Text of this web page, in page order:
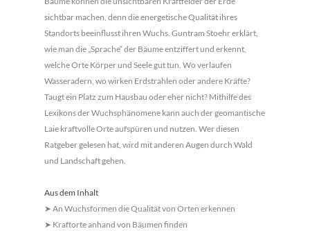
sichtbar machen, denn die energetische Qualität ihres
Standorts beeinflusst ihren Wuchs. Guntram Stoehr erklärt,
wie man die „Sprache“ der Bäume entziffert und erkennt,
welche Orte Körper und Seele gut tun. Wo verlaufen
Wasseradern, wo wirken Erdstrahlen oder andere Kräfte?
Taugt ein Platz zum Hausbau oder eher nicht? Mithilfe des
Lexikons der Wuchsphänomene kann auch der geomantische
Laie kraftvolle Orte aufspüren und nutzen. Wer diesen
Ratgeber gelesen hat, wird mit anderen Augen durch Wald
und Landschaft gehen.
Aus dem Inhalt
➤ An Wuchsformen die Qualität von Orten erkennen
➤ Kraftorte anhand von Bäumen finden